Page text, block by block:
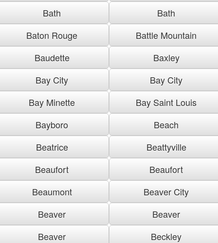
Bath
Bath
Baton Rouge
Battle Mountain
Baudette
Baxley
Bay City
Bay City
Bay Minette
Bay Saint Louis
Bayboro
Beach
Beatrice
Beattyville
Beaufort
Beaufort
Beaumont
Beaver City
Beaver
Beaver
Beaver
Beckley